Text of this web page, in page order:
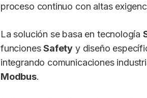
proceso continuo con altas
La solución se basa en tecnología
funcionesSafety y diseño
integrando comunicaciones
Modbus.